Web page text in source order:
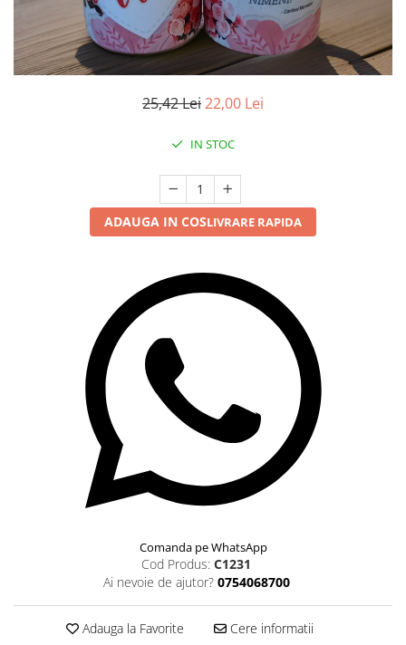
25,42 Lei22,00 Lei
IN STOC
ADAUGA IN COSLIVRARE RAPIDA
Comanda pe WhatsApp
Cod Produs: C1231
Ai nevoie de ajutor? 0754068700
Adauga la Favorite Cere informatii